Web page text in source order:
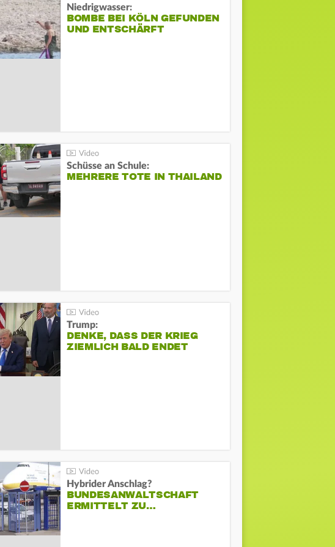
Niedrigwasser:
BOMBE BEI KÖLN GEFUNDEN
UND ENTSCHÄRFT
Schüsse an Schule:
MEHRERE TOTE IN THAILAND
Trump:
DENKE, DASS DER KRIEG
ZIEMLICH BALD ENDET
Hybrider Anschlag?
BUNDESANWALTSCHAFT
ERMITTELT ZU…